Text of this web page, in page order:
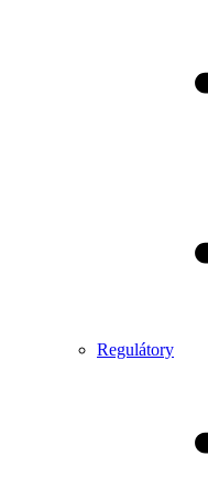
Regulátory